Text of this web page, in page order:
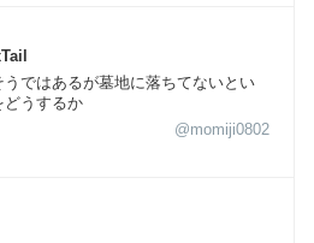
うではあるが墓地に落ちてないとい
どうするか
@momiji0802